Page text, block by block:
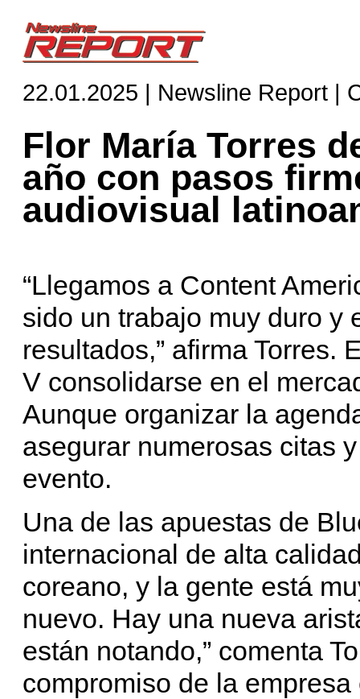
22.01.2025 | Newsline Report |
Flor María Torres
año con pasos
audiovisual
“Llegamos a Content
sido un trabajo muy duro y
resultados,” afirma Torres.
V consolidarse en el
Aunque organizar la
asegurar numerosas citas
evento.
Una de las apuestas de
internacional de alta
coreano, y la gente está
nuevo. Hay una nueva
están notando,” comenta
compromiso de la